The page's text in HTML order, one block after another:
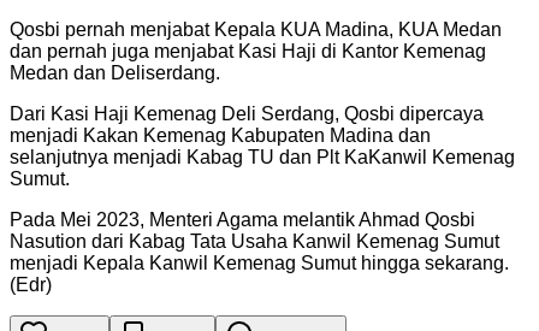
Qosbi pernah menjabat Kepala KUA Madina, KUA Medan
dan pernah juga menjabat Kasi Haji di Kantor Kemenag
Medan dan Deliserdang.
Dari Kasi Haji Kemenag Deli Serdang, Qosbi dipercaya
menjadi Kakan Kemenag Kabupaten Madina dan
selanjutnya menjadi Kabag TU dan Plt KaKanwil Kemenag
Sumut.
Pada Mei 2023, Menteri Agama melantik Ahmad Qosbi
Nasution dari Kabag Tata Usaha Kanwil Kemenag Sumut
menjadi Kepala Kanwil Kemenag Sumut hingga sekarang.
(Edr)